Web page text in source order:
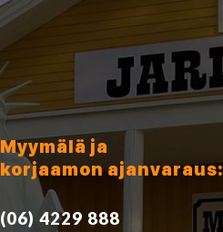
Myymälä ja
korjaamon ajanvaraus:
(06) 4229 888